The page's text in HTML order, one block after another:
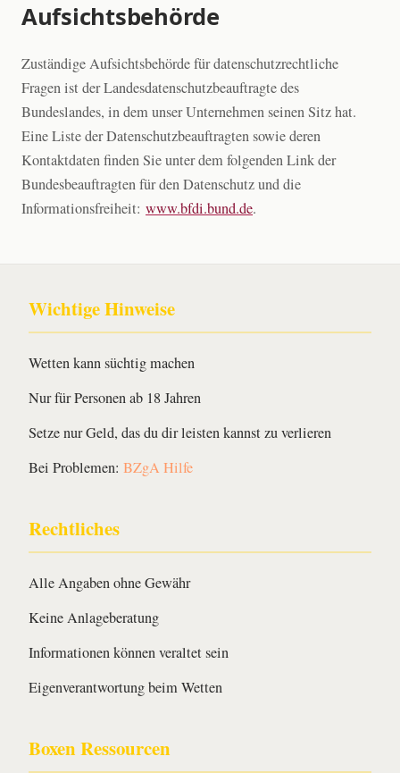
Aufsichtsbehörde
Zuständige Aufsichtsbehörde für datenschutzrechtliche
Fragen ist der Landesdatenschutzbeauftragte des
Bundeslandes, in dem unser Unternehmen seinen Sitz hat.
Eine Liste der Datenschutzbeauftragten sowie deren
Kontaktdaten finden Sie unter dem folgenden Link der
Bundesbeauftragten für den Datenschutz und die
Informationsfreiheit: www.bfdi.bund.de.
Wichtige Hinweise
Wetten kann süchtig machen
Nur für Personen ab 18 Jahren
Setze nur Geld, das du dir leisten kannst zu verlieren
Bei Problemen: BZgA Hilfe
Rechtliches
Alle Angaben ohne Gewähr
Keine Anlageberatung
Informationen können veraltet sein
Eigenverantwortung beim Wetten
Boxen Ressourcen